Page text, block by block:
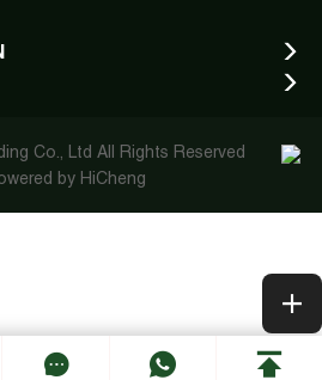
Co., Ltd All Rights Reserved
by HiCheng